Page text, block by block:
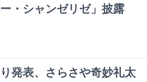
・シャンゼリゼ」披露
発表、さらさや奇妙礼太